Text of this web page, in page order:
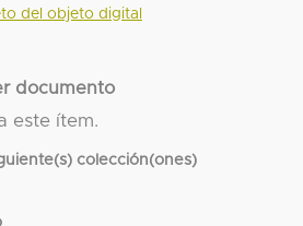
del objeto digital
documento
este ítem.
colección(ones)